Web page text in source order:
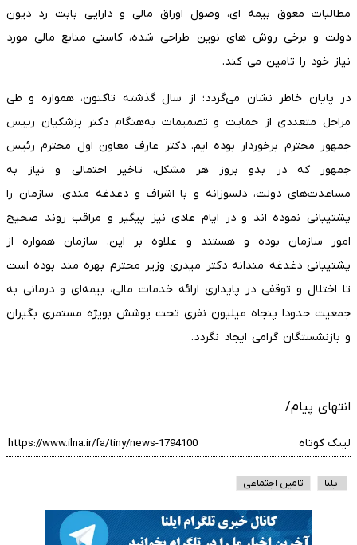
مطالبات معوق بیمه ای، وصول اوراق مالی و دارایی بابت رد دیون
دولت و برخی روش های نوین طراحی شده، کاستی منابع مالی مورد
نیاز خود را تامین می کند.
در پایان خاطر نشان می‌گردد؛ از سال گذشته تاکنون، همواره و طی
مراحل متعددی از حمایت و تصمیمات به‌هنگام دکتر پزشکیان رییس
جمهور محترم برخوردار بوده ایم. دکتر عارف معاون اول محترم رئیس
جمهور که در بدو بروز هر مشکل، تاخیر احتمالی و نیاز به
مساعدت‌های دولت، دلسوزانه و با اشراف و دغدغه مندی، سازمان را
پشتیبانی نموده اند و در ایام عادی نیز پیگیر و مراقب روند صحیح
امور سازمان بوده و هستند و علاوه بر این، سازمان همواره از
پشتیبانی دغدغه مندانه دکتر میدری وزیر محترم بهره مند بوده است
تا اختلال و توقفی در پایداری ارائه خدمات مالی، بیمه‌ای و درمانی به
جمعیت حدودا پنجاه میلیون نفری تحت پوشش بویژه مستمری بگیران
و بازنشستگان گرامی ایجاد نگردد.
انتهای پیام/
لینک کوتاه
ایلنا تامین اجتماعی